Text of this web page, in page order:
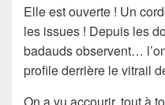
Elle est ouverte ! Un
les issues ! Depuis les
badaudsobservent…
profile derrière le vitrail
On a vu accourir, tout à